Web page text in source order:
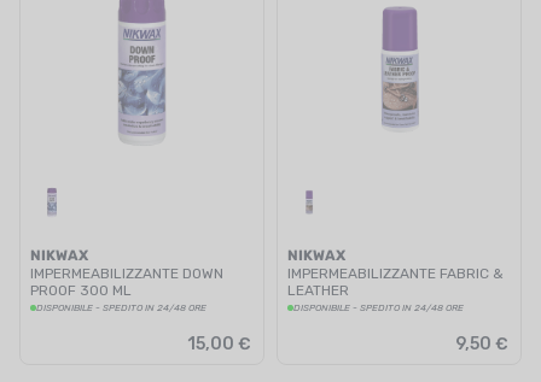
NIKWAX
IMPERMEABILIZZANTE DOWN
PROOF 300 ML
DISPONIBILE - SPEDITO IN 24/48 ORE
15,00 €
NIKWAX
IMPERMEABILIZZANTE FABRIC &
LEATHER
DISPONIBILE - SPEDITO IN 24/48 ORE
9,50 €